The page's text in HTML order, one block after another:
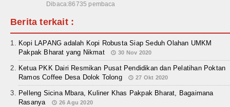
Dibaca:86735 pembaca
Berita terkait :
Kopi LAPANG adalah Kopi Robusta Siap Seduh Olahan UMKM
Pakpak Bharat yang Nikmat
30 Nov 2020
Ketua PKK Dairi Resmikan Pusat Pendidikan dan Pelatihan Poktan
Ramos Coffee Desa Dolok Tolong
27 Okt 2020
Pelleng Sicina Mbara, Kuliner Khas Pakpak Bharat, Bagaimana
Rasanya
26 Agu 2020